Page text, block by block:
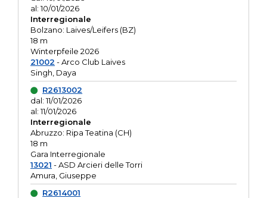
al: 10/01/2026
Interregionale
Bolzano: Laives/Leifers (BZ)
18 m
Winterpfeile 2026
21002 - Arco Club Laives
Singh, Daya
R2613002
dal: 11/01/2026
al: 11/01/2026
Interregionale
Abruzzo: Ripa Teatina (CH)
18 m
Gara Interregionale
13021 - ASD Arcieri delle Torri
Amura, Giuseppe
R2614001